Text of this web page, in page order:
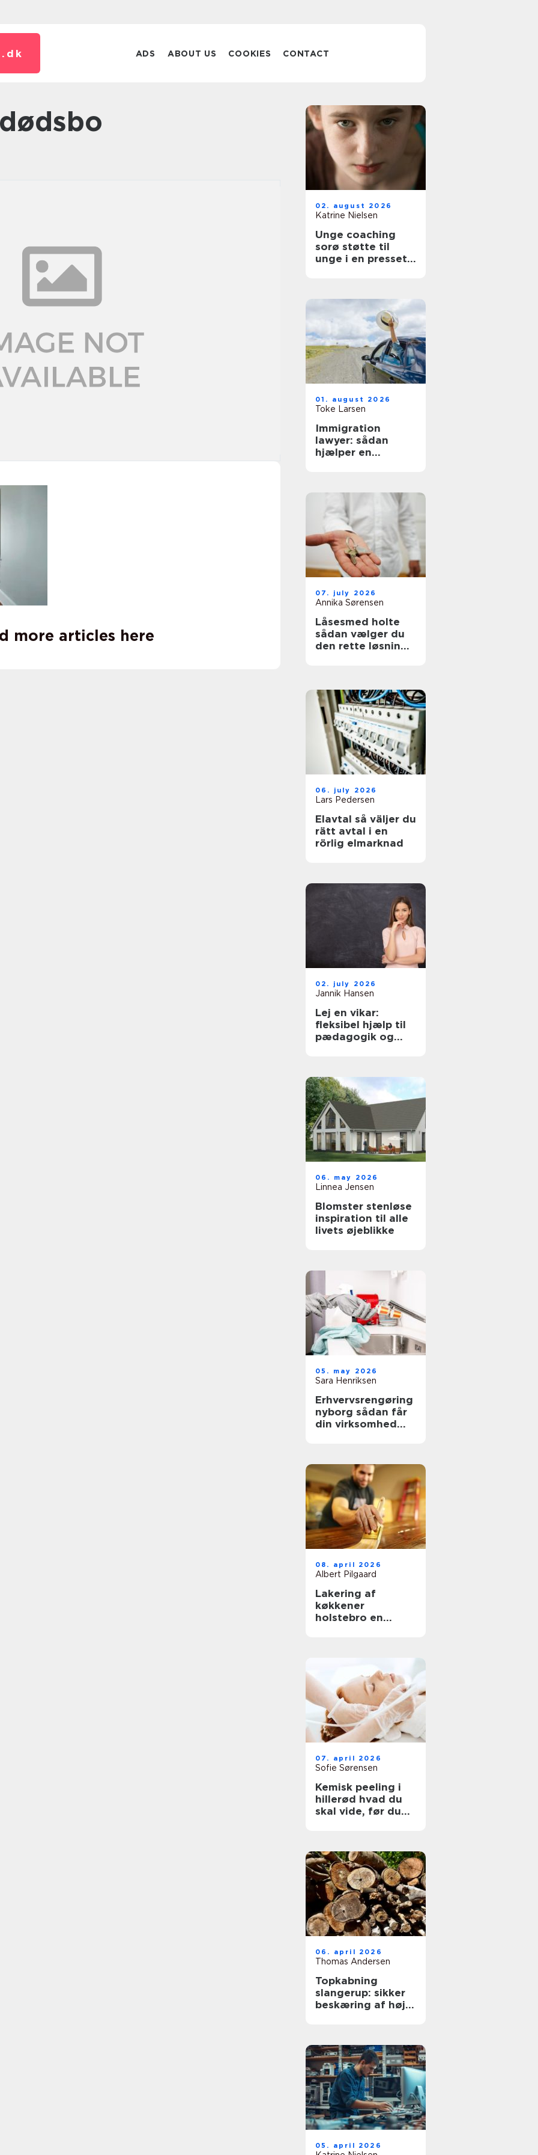
dk ADS ABOUT US COOKIES CONTACT
more articles here
02. august 2026
Katrine Nielsen
Unge coaching
sorø støtte til
unge i en presset
01. august 2026
Toke Larsen
Immigration
lawyer: sådan
hjælper en
07. july 2026
Annika Sørensen
Låsesmed holte
sådan vælger du
den rette løsning
06. july 2026
Lars Pedersen
Elavtal så väljer du
rätt avtal i en
rörlig elmarknad
02. july 2026
Jannik Hansen
Lej en vikar:
fleksibel hjælp til
pædagogik og
06. may 2026
Linnea Jensen
Blomster stenløse
inspiration til alle
livets øjeblikke
05. may 2026
Sara Henriksen
Erhvervsrengøring
nyborg sådan får
din virksomhed
08. april 2026
Albert Pilgaard
Lakering af
køkkener
holstebro en
07. april 2026
Sofie Sørensen
Kemisk peeling i
hillerød hvad du
skal vide, før du
06. april 2026
Thomas Andersen
Topkabning
slangerup: sikker
beskæring af høje
05. april 2026